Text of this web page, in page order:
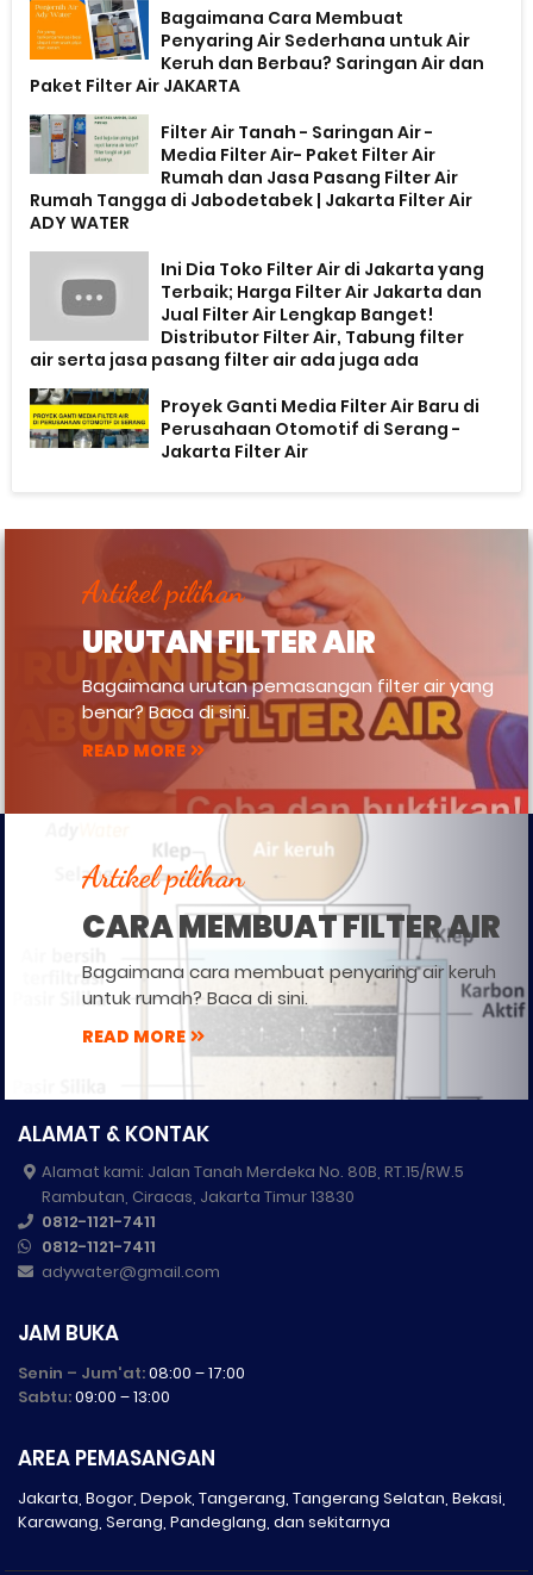
Bagaimana Cara Membuat
Penyaring Air Sederhana untuk Air
Keruh dan Berbau? Saringan Air dan
Paket Filter Air JAKARTA
Filter Air Tanah - Saringan Air -
Media Filter Air- Paket Filter Air
Rumah dan Jasa Pasang Filter Air
Rumah Tangga di Jabodetabek | Jakarta Filter Air
ADY WATER
Ini Dia Toko Filter Air di Jakarta yang
Terbaik; Harga Filter Air Jakarta dan
Jual Filter Air Lengkap Banget!
Distributor Filter Air, Tabung filter
air serta jasa pasang filter air ada juga ada
Proyek Ganti Media Filter Air Baru di
Perusahaan Otomotif di Serang -
Jakarta Filter Air
Artikel pilihan
URUTAN FILTER AIR
Bagaimana urutan pemasangan filter air yang
benar? Baca di sini.
READ MORE
Artikel pilihan
CARA MEMBUAT FILTER AIR
Bagaimana cara membuat penyaring air keruh
untuk rumah? Baca di sini.
READ MORE
ALAMAT & KONTAK
Alamat kami: Jalan Tanah Merdeka No. 80B, RT.15/RW.5
Rambutan, Ciracas, Jakarta Timur 13830
0812-1121-7411
0812-1121-7411
adywater@gmail.com
JAM BUKA
Senin – Jum'at:08:00 – 17:00
Sabtu:09:00 – 13:00
AREA PEMASANGAN
Jakarta, Bogor, Depok, Tangerang, Tangerang Selatan, Bekasi,
Karawang, Serang, Pandeglang, dan sekitarnya